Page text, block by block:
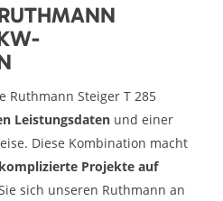
Ruthmann Steiger T 285
Leistungsdaten und einer
Diese Kombination macht
Projekte auf
sich unseren Ruthmann an